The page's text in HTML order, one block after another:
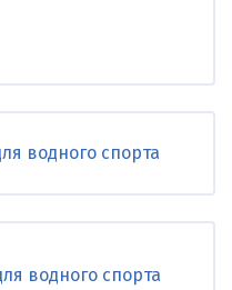
водного спорта
водного спорта